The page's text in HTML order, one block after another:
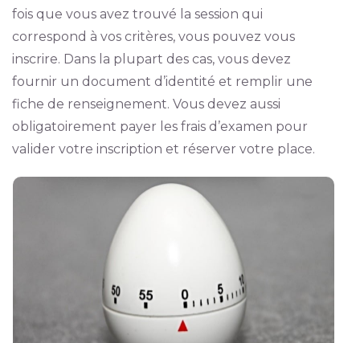
fois que vous avez trouvé la session qui
correspond à vos critères, vous pouvez vous
inscrire. Dans la plupart des cas, vous devez
fournir un document d’identité et remplir une
fiche de renseignement. Vous devez aussi
obligatoirement payer les frais d’examen pour
valider votre inscription et réserver votre place.